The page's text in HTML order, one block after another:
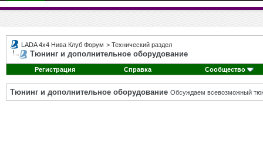
LADA 4x4 Нива Клуб Форум > Технический раздел
Тюнинг и дополнительное оборудование
Регистрация Справка Сообщество
Тюнинг и дополнительное оборудование Обсуждаем всевозможный